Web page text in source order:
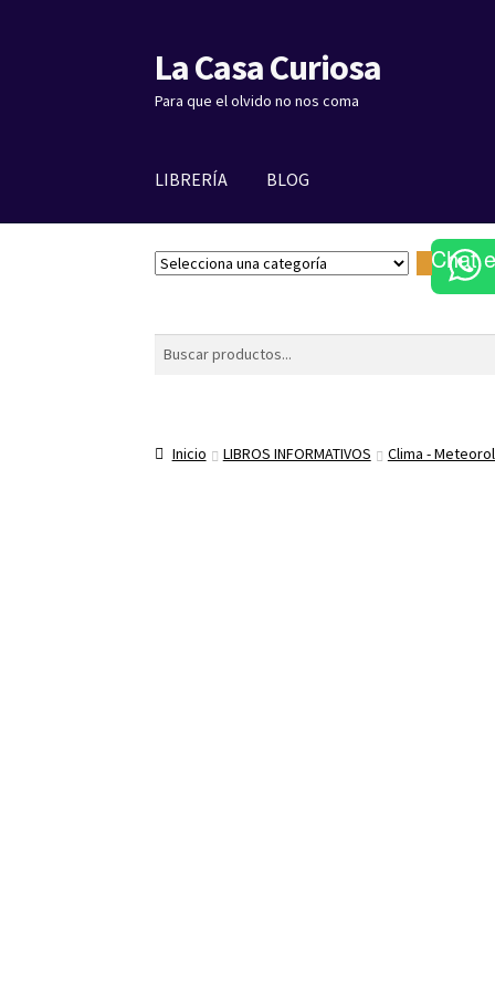
Ir
a
la
Ir
al
contenido
La Casa Curiosa
Para que el olvido no nos coma
LIBRERÍA BLOG
S
e
n
Chat
Buscar
Inicio LIBROS INFORMATIVOS Clima -